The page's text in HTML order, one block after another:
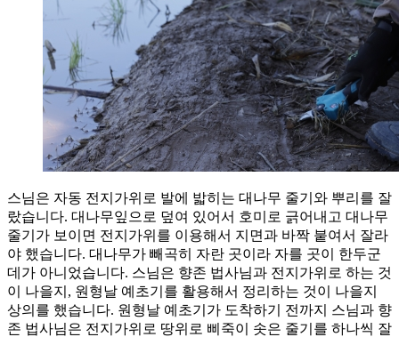
스님은 자동 전지가위로 발에 밟히는 대나무 줄기와 뿌리를 잘
랐습니다. 대나무잎으로 덮여 있어서 호미로 긁어내고 대나무
줄기가 보이면 전지가위를 이용해서 지면과 바짝 붙여서 잘라
야 했습니다. 대나무가 빼곡히 자란 곳이라 자를 곳이 한두군
데가 아니었습니다. 스님은 향존 법사님과 전지가위로 하는 것
이 나을지, 원형날 예초기를 활용해서 정리하는 것이 나을지
상의를 했습니다. 원형날 예초기가 도착하기 전까지 스님과 향
존 법사님은 전지가위로 땅위로 삐죽이 솟은 줄기를 하나씩 잘